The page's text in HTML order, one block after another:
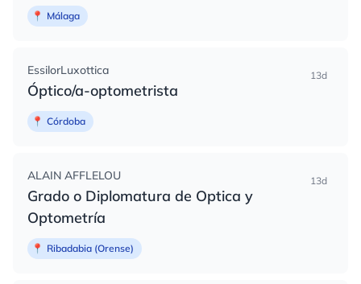
📍 Málaga
EssilorLuxottica
Óptico/a-optometrista
13d
📍 Córdoba
ALAIN AFFLELOU
Grado o Diplomatura de Optica y
Optometría
13d
📍 Ribadabia (Orense)